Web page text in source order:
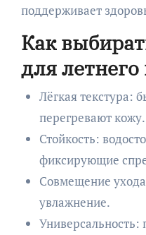
поддерживает
Как
для
Лёгкая текстура:
перегревают кожу.
Стойкость:
фиксирующие
Совмещение
увлажнение.